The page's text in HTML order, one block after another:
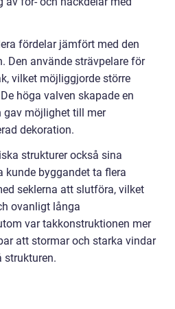
fördelar jämfört med den
Den använde strävpelare för
vilket möjliggjorde större
höga valven skapade en
gav möjlighet till mer
dekoration.
strukturer också sina
kunde byggandet ta flera
seklerna att slutföra, vilket
ovanligt långa
var takkonstruktionen mer
att stormar och starka vindar
strukturen.